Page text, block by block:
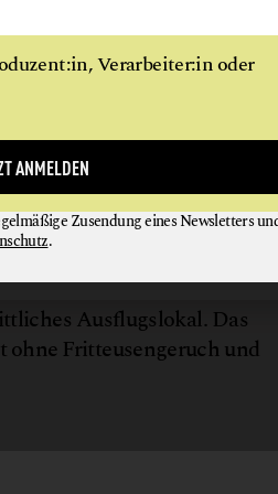
überdurchschnittlich gut
2024/25 95,8 Prozent
auch noch hinzu, sind es
als „ausreichend“ bzw.
von 29 untersuchten
eingesehen werden.
Ausflugslokal. Das
ohne Fritteusengeruch und
Verarbeiter:in oder
ANMELDEN
Zusendung eines Newsletters
.